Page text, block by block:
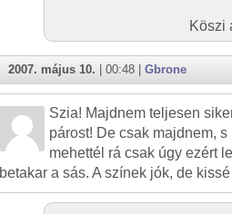
Köszi
2007. május 10. | 00:48 | Gbrone
Szia! Majdnem teljesen
párost! De csak majdnem,
mehettél rá csak úgy ezért
betakar a sás. A színek jók, de